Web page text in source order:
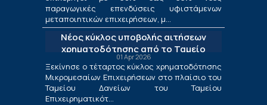
παραγωγικές επενδύσεις υφιστάμενων
μεταποιητικών επιχειρήσεων, μ...
Νέος κύκλος υποβολής αιτήσεων
χρηματοδότησης από το Ταμείο
Δανείων του ΤΕΠΙΧ ΙΙΙ
01 Apr 2026
Ξεκίνησε ο τέταρτος κύκλος χρηματοδότησης
Μικρομεσαίων Επιχειρήσεων στο πλαίσιο του
Ταμείου Δανείων του Ταμείου
Επιχειρηματικότ...